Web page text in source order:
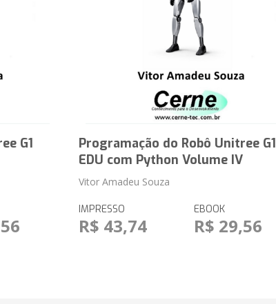
G1
Programação do Robô Unitree G1
EDU com Python Volume IV
Vitor Amadeu Souza
IMPRESSO
R$ 43,74
EBOOK
R$ 29,56